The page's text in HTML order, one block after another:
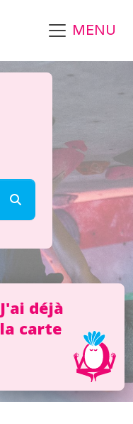
MENU
Lancer la recherche
J'ai déjà
la carte